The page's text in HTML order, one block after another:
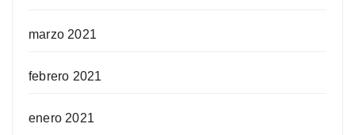
marzo 2021
febrero 2021
enero 2021